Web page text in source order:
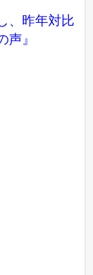
、昨年対比
』